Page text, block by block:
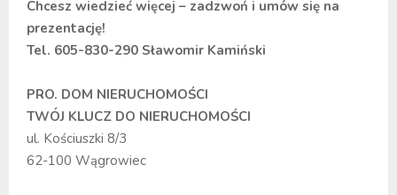
Chcesz wiedzieć więcej – zadzwoń i umów się na
prezentację!
Tel. 605-830-290 Sławomir Kamiński
PRO. DOM NIERUCHOMOŚCI
TWÓJ KLUCZ DO NIERUCHOMOŚCI
ul. Kościuszki 8/3
62-100 Wągrowiec